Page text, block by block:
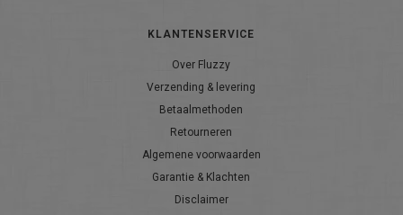
KLANTENSERVICE
Over Fluzzy
Verzending & levering
Betaalmethoden
Retourneren
Algemene voorwaarden
Garantie & Klachten
Disclaimer